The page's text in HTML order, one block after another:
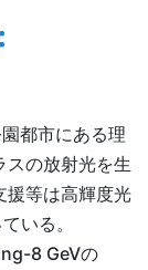
都市にある理
スの放射光を生
援等は高輝度光
いる。
8 GeVの